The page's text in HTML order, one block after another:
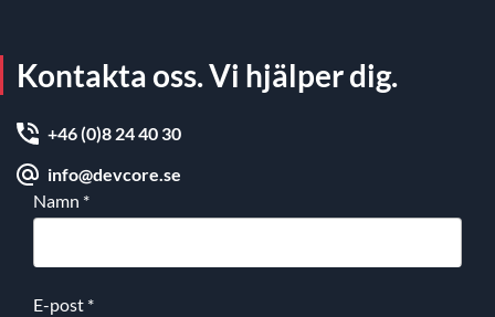
Kontakta oss. Vi hjälper dig.
+46 (0)8 24 40 30
info@devcore.se
Namn *
E-post *